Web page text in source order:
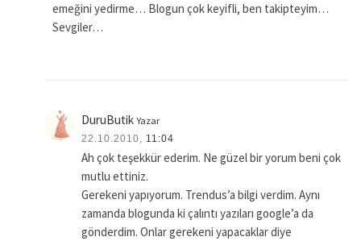
emeğini yedirme… Blogun çok keyifli, ben takipteyim…
Sevgiler…
DuruButik Yazar
22.10.2010, 11:04
Ah çok teşekkür ederim. Ne güzel bir yorum beni çok
mutlu ettiniz.
Gerekeni yapıyorum. Trendus’a bilgi verdim. Aynı
zamanda blogunda ki çalıntı yazıları google’a da
gönderdim. Onlar gerekeni yapacaklar diye